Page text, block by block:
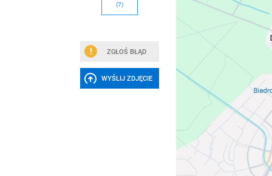
(7)
ZGŁOŚ BŁĄD
WYŚLIJ ZDJĘCIE